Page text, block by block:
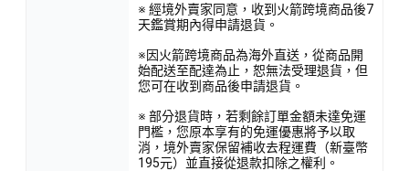
※ 經境外賣家同意，收到火箭跨境商品後7
天鑑賞期內得申請退貨。
※因火箭跨境商品為海外直送，從商品開
始配送至配達為止，恕無法受理退貨，但
您可在收到商品後申請退貨。
※ 部分退貨時，若剩餘訂單金額未達免運
門檻，您原本享有的免運優惠將予以取
消，境外賣家保留補收去程運費（新臺幣
195元）並直接從退款扣除之權利。